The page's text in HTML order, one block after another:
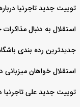
توییت جدید تاجرنیا
استقلال به دنبال
جدیدترین رده بندی
استقلال خواهان
توییت جدید علی تاجرنیا